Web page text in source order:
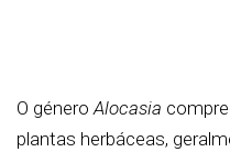
O géneroAlocasia
plantas herbáceas,